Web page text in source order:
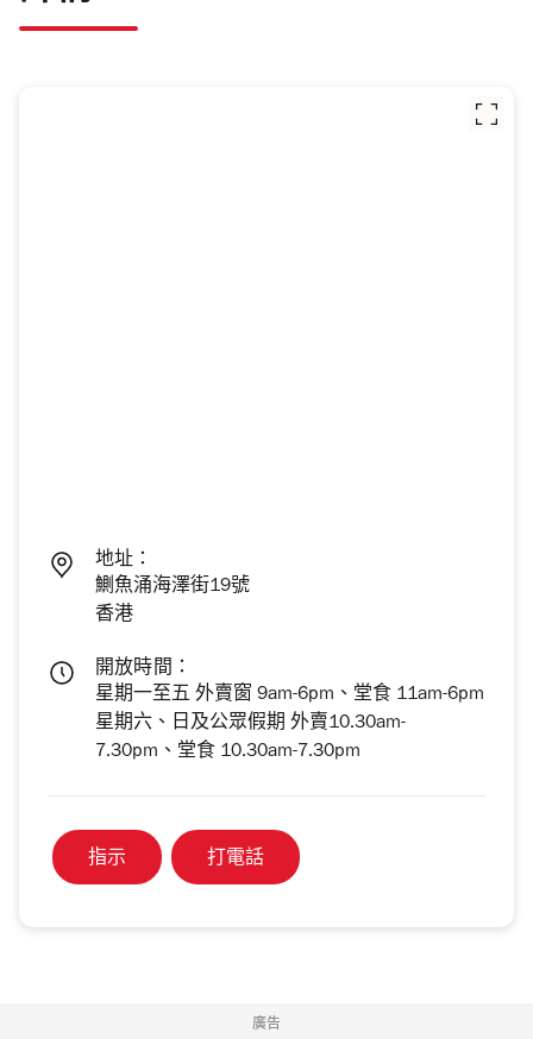
地址：
鰂魚涌海澤街19號
香港
開放時間：
星期一至五 外賣窗 9am-6pm、堂食 11am-6pm
星期六、日及公眾假期 外賣10.30am-
7.30pm、堂食 10.30am-7.30pm
指示 打電話
廣告